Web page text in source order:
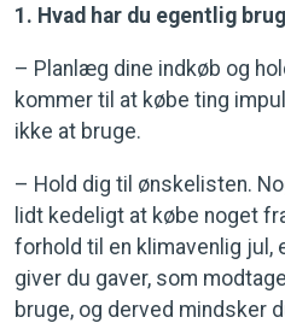
1. Hvad har du egentlig
– Planlæg dine indkøb og
kommer til at købe ting
ikke at bruge.
– Hold dig til ønskelisten.
lidt kedeligt at købe noget
forhold til en klimavenlig jul,
giver du gaver, som
bruge, og derved mindsker